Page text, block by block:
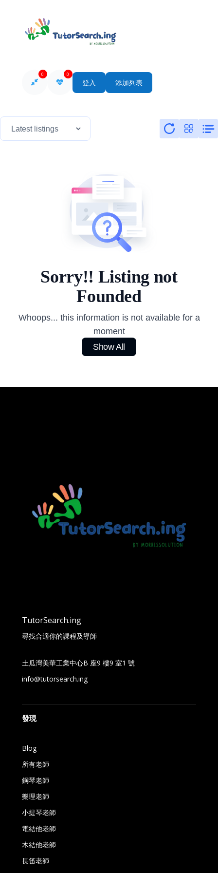
0 0
登入 添加列表
Sorry!! Listing not
Founded
Whoops... this information is not available for a
moment
Show All
TutorSearch.ing
尋找合適你的課程及導師
土瓜灣美華工業中心B 座9 樓9 室1 號
info@tutorsearch.ing
發現
Blog
所有老師
鋼琴老師
樂理老師
小提琴老師
電結他老師
木結他老師
長笛老師